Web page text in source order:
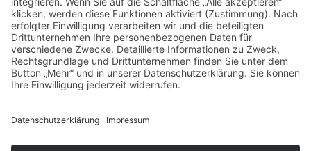
Allgemein
Ausbildung
Auszeichnungen
Baustellen